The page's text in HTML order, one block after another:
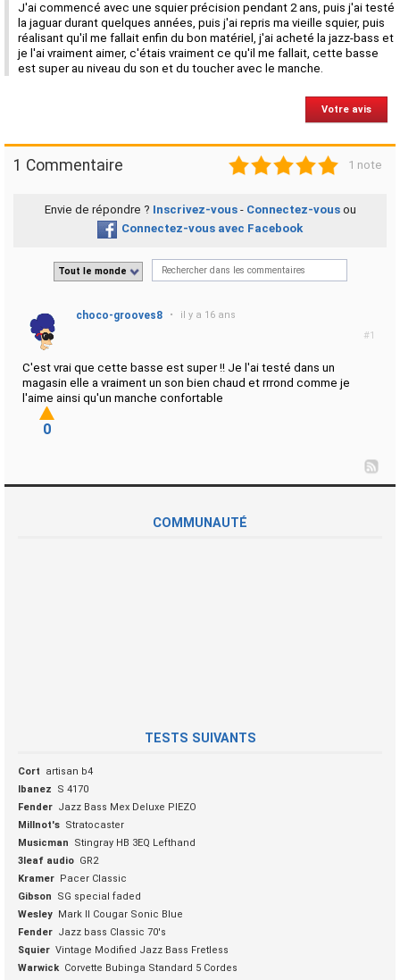
J'ai commencé avec une squier précision pendant 2 ans, puis j'ai testé
la jaguar durant quelques années, puis j'ai repris ma vieille squier, puis
réalisant qu'il me fallait enfin du bon matériel, j'ai acheté la jazz-bass et
je l'ai vraiment aimer, c'étais vraiment ce qu'il me fallait, cette basse
est super au niveau du son et du toucher avec le manche.
Votre avis
1 Commentaire 1 2 3 4 5 1 note
Envie de répondre ? Inscrivez-vous- Connectez-vousou
Connectez-vous avec Facebook
Tout le monde
#1
choco-grooves8 • il y a 16 ans
C'est vrai que cette basse est super !! Je l'ai testé dans un
magasin elle a vraiment un son bien chaud et rrrond comme je
l'aime ainsi qu'un manche confortable
0
COMMUNAUTÉ
TESTS SUIVANTS
Cort
artisan b4
Ibanez
S 4170
Fender Jazz Bass Mex Deluxe PIEZO
Millnot's Stratocaster
Musicman
Stingray HB 3EQ Lefthand
3leaf audio GR2
Kramer Pacer Classic
Gibson
SG special faded
Wesley Mark II Cougar Sonic Blue
Fender Jazz bass Classic 70's
Squier Vintage Modified Jazz Bass Fretless
Warwick Corvette Bubinga Standard 5 Cordes